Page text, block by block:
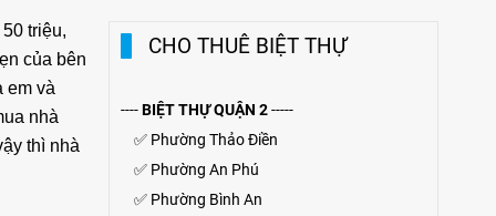
triệu,
của bên
em và
nhà
thì nhà
CHO THUÊ BIỆT THỰ
----BIỆT THỰ QUẬN 2-----
✅ Phường Thảo Điền
✅ Phường An Phú
✅ Phường Bình An